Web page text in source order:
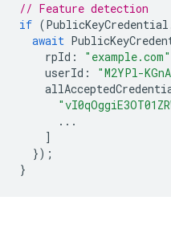
// Feature detection
if (PublicKeyCredential
await
rpId : "example.com"
userId : "M2YPl-
...
]
});
}